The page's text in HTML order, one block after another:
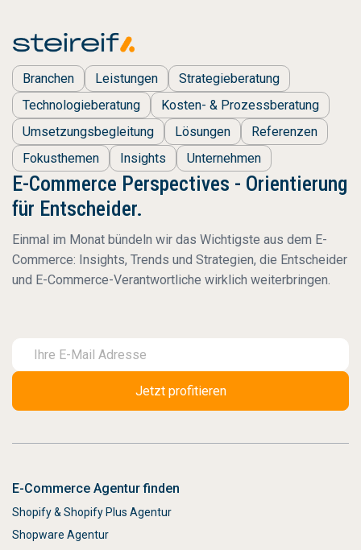
Branchen Leistungen
Strategieberatung
Technologieberatung
Kosten- & Prozessberatung
Umsetzungsbegleitung
Lösungen
Referenzen
Fokusthemen
Insights Unternehmen
E-Commerce Perspectives - Orientierung
für Entscheider.
Einmal im Monat bündeln wir das Wichtigste aus dem E-
Commerce: Insights, Trends und Strategien, die Entscheider
und E-Commerce-Verantwortliche wirklich weiterbringen.
E-Commerce Agentur finden
Shopify & Shopify Plus Agentur
Shopware Agentur